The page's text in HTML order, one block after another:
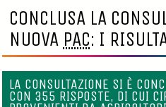
CONCLUSA LA
NUOVA PAC: I
LA CONSULTAZIONE SI È
CON 355 RISPOSTE, DI CUI